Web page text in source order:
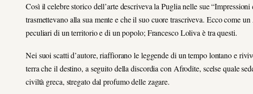
Così il celebre storico dell’arte descriveva la Puglia nelle sue
trasmettevano alla sua mente e che il suo cuore trascriveva. Ecco come
peculiari di un territorio e di un popolo; Francesco Loliva è tra questi.
Nei suoi scatti d’autore, riaffiorano le leggende di un tempo lontano e
terra che il destino, a seguito della discordia con Afrodite, scelse quale
civiltà greca, stregato dal profumo delle zagare.